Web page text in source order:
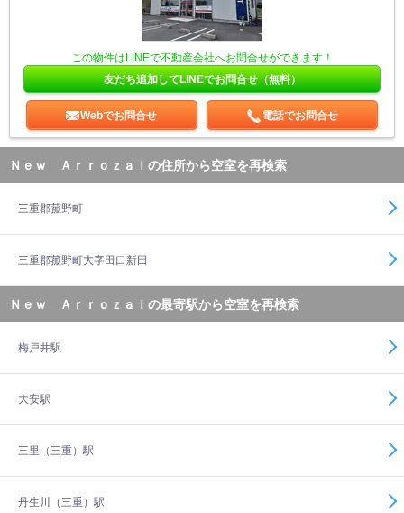
この物件はLINEで不動産会社へお問合せができます！
友だち追加してLINEでお問合せ（無料）
Webでお問合せ 電話でお問合せ
Ｎｅｗ Ａｒｒｏｚａｌの住所から空室を再検索
三重郡菰野町
三重郡菰野町大字田口新田
Ｎｅｗ Ａｒｒｏｚａｌの最寄駅から空室を再検索
梅戸井駅
大安駅
三里（三重）駅
丹生川（三重）駅